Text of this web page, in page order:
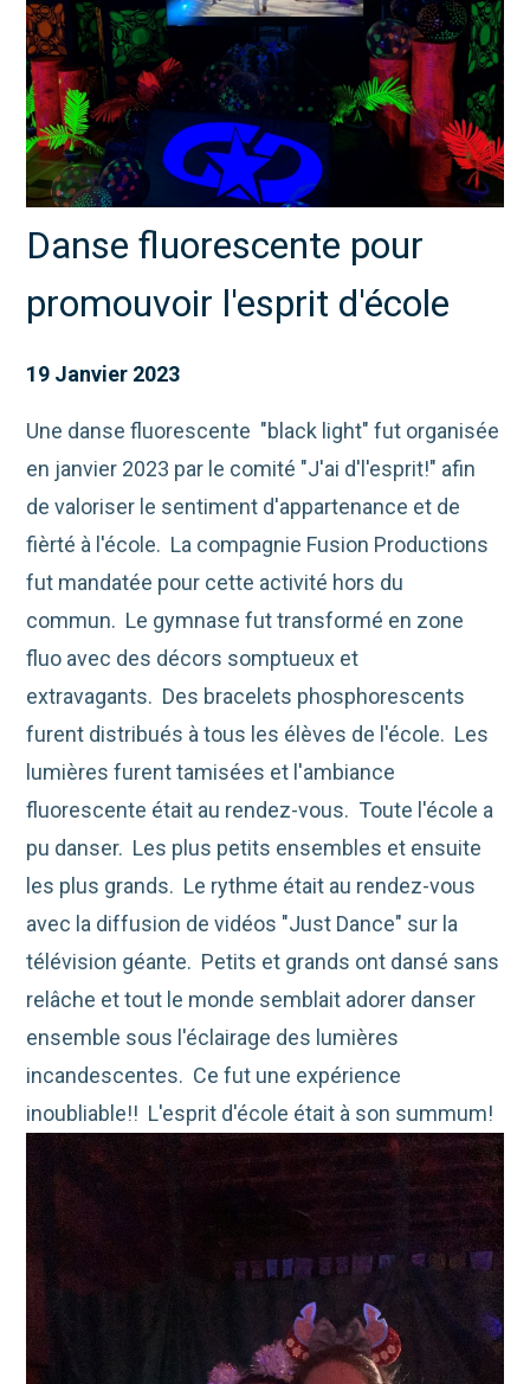
Danse fluorescente pour
promouvoir l'esprit d'école
19 Janvier 2023
Une danse fluorescente "black light" fut organisée
en janvier 2023 par le comité "J'ai d'l'esprit!" afin
de valoriser le sentiment d'appartenance et de
fièrté à l'école. La compagnie Fusion Productions
fut mandatée pour cette activité hors du
commun. Le gymnase fut transformé en zone
fluo avec des décors somptueux et
extravagants. Des bracelets phosphorescents
furent distribués à tous les élèves de l'école. Les
lumières furent tamisées et l'ambiance
fluorescente était au rendez-vous. Toute l'école a
pu danser. Les plus petits ensembles et ensuite
les plus grands. Le rythme était au rendez-vous
avec la diffusion de vidéos "Just Dance" sur la
télévision géante. Petits et grands ont dansé sans
relâche et tout le monde semblait adorer danser
ensemble sous l'éclairage des lumières
incandescentes. Ce fut une expérience
inoubliable!! L'esprit d'école était à son summum!